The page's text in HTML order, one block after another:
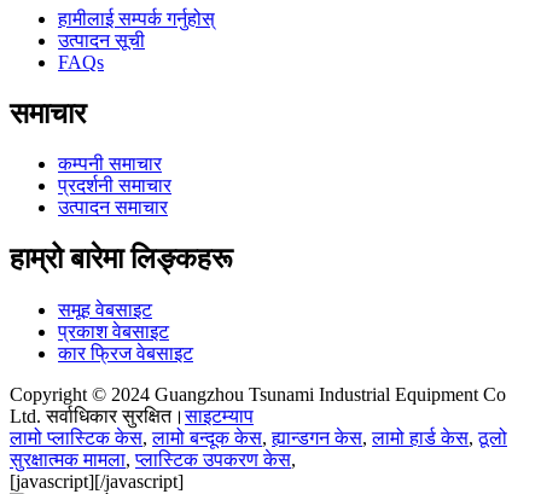
हामीलाई सम्पर्क गर्नुहोस्
उत्पादन सूची
FAQs
समाचार
कम्पनी समाचार
प्रदर्शनी समाचार
उत्पादन समाचार
हाम्रो बारेमा लिङ्कहरू
समूह वेबसाइट
प्रकाश वेबसाइट
कार फ्रिज वेबसाइट
Copyright © 2024 Guangzhou Tsunami Industrial Equipment Co
Ltd. सर्वाधिकार सुरक्षित।साइटम्याप
लामो प्लास्टिक केस,लामो बन्दूक केस,ह्यान्डगन केस,लामो हार्ड केस,ठूलो
सुरक्षात्मक मामला,प्लास्टिक उपकरण केस,
[javascript][/javascript]